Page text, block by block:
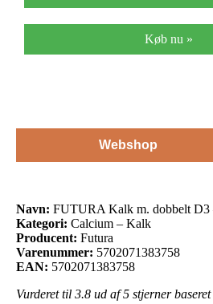
Køb nu »
Webshop
Navn: FUTURA Kalk m. dobbelt D3
Kategori: Calcium – Kalk
Producent: Futura
Varenummer: 5702071383758
EAN: 5702071383758
Vurderet til 3.8 ud af 5 stjerner